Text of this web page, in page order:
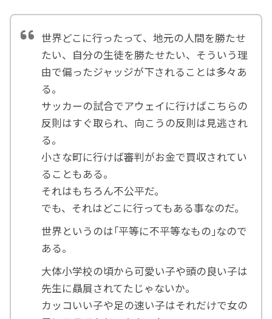
世界どこに行ったって、地元の人間を勝たせ
たい、自分の生徒を勝たせたい、そういう理
由で偏ったジャッジが下されることは多々あ
る。
サッカーの試合でアウェイに行けばこちらの
反則はすぐ取られ、向こうの反則は見逃され
る。
小さな町に行けば審判がお金で買収されてい
ることもある。
それはもちろん不公平だ。
でも、それはどこに行ってもある事なのだ。
世界というのは｢平等に不平等なもの｣なので
ある。
大体小学校の頃から可愛い子や頭の良い子は
先生に贔屓されてたじゃないか。
カッコいい子や足の速い子はそれだけで女の